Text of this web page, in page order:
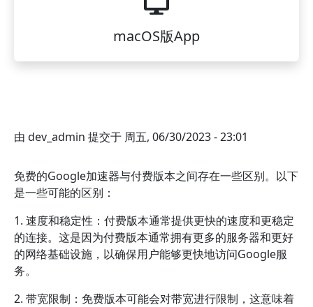
macOS版App
由 dev_admin 提交于 周五, 06/30/2023 - 23:01
免费的Google加速器与付费版本之间存在一些区别。以下
是一些可能的区别：
1. 速度和稳定性：付费版本通常提供更快的速度和更稳定
的连接。这是因为付费版本通常拥有更多的服务器和更好
的网络基础设施，以确保用户能够更快地访问Google服
务。
2. 带宽限制：免费版本可能会对带宽进行限制，这意味着